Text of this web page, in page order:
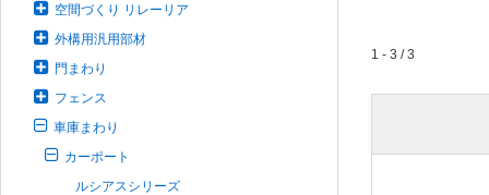
空間づくり リレーリア
外構用汎用部材
門まわり
フェンス
車庫まわり
カーポート
ルシアスシリーズ
1 - 3 / 3